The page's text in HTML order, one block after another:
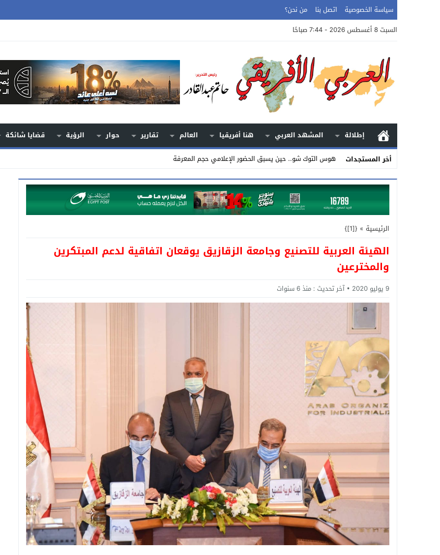
سياسة الخصوصية اتصل بنا
من نحن؟
السبت 8 أغسطس 2026 - 7:44 صباحًا
إطلالة المشهد العربي هنا أفريقيا العالم تقارير حوار الرؤية قضايا شائكة
أخر المستجدات
هوس التوك شو.. حين يسبق الحضور الإعلامي حجم المعرفة
Stop
Previous
Next
الرئيسية »
{[1]}
الهيئة العربية للتصنيع وجامعة الزقازيق يوقعان اتفاقية لدعم المبتكرين
والمخترعين
9 يوليو 2020 آخر تحديث : منذ 6 سنوات